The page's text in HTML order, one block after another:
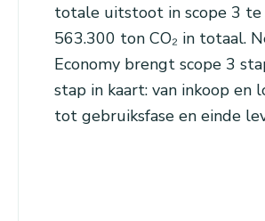
totale uitstoot in scope 3
563.300 ton CO₂ in totaal.
Economy brengt scope 3
stap in kaart: van inkoop en
tot gebruiksfase en einde